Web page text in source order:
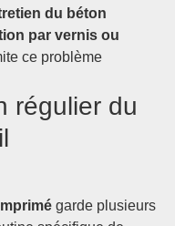
du béton
par vernis ou
ce problème
régulier du
garde plusieurs